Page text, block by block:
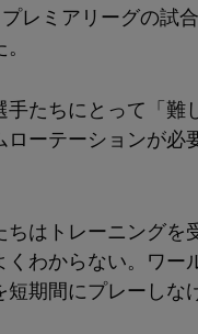
レミアリーグの試
たちにとって「難
ーテーションが必
はトレーニングを
わからない。ワー
期間にプレーしな